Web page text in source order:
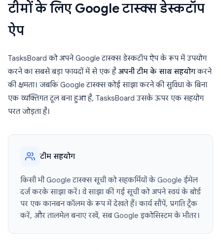
टीमों के लिए Google टास्क्स डेस्कटॉप
ऐप
TasksBoard को अपने Google टास्क्स डेस्कटॉप ऐप के रूप में उपयोग
करने का सबसे बड़ा फायदों में से एक है अपनी टीम के साथ सहयोगकरने
की क्षमता। जबकि Google टास्क्स कोई साझा करने की सुविधा के बिना
एक व्यक्तिगत टूल बना हुआ है, TasksBoard उसके ऊपर एक सहयोग
परत जोड़ता है।
टीम सहयोग
किसी भी Google टास्क्स सूची को सहकर्मियों के Google ईमेल
दर्ज करके साझा करें। वे साझा की गई सूची को अपने स्वयं के बोर्ड
पर एक कानबन कॉलम के रूप में देखते हैं। कार्य सौंपें, प्रगति ट्रैक
करें, और तालमेल बनाए रखें, सब Google इकोसिस्टम के भीतर।